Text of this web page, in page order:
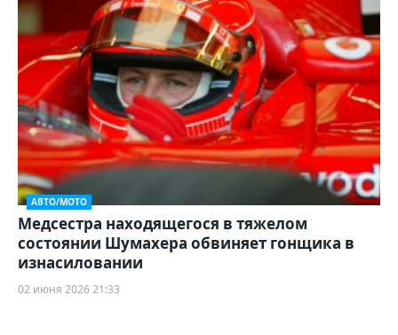
АВТО/МОТО
Медсестра находящегося в тяжелом
состоянии Шумахера обвиняет гонщика в
изнасиловании
02 июня 2026 21:33